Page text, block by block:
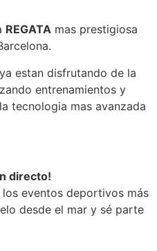
REGATA mas prestigiosa
estan disfrutando de la
entrenamientos y
tecnologia mas avanzada
directo!
eventos deportivos más
desde el mar y sé parte